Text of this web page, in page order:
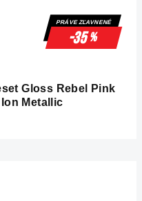
PRÁVE ZĽAVNENÉ
-35%
Gloss Rebel Pink
Metallic